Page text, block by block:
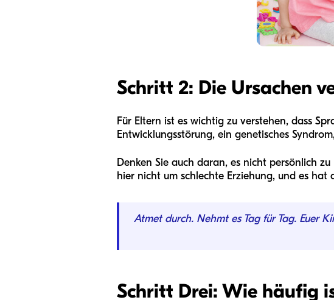
Schritt 2: Die Ursachen
Für Eltern ist es wichtig zu verstehen, dass
Entwicklungsstörung, ein genetisches
Denken Sie auch daran, es nicht persönlich
hier nicht um schlechte Erziehung, und es
Atmet durch. Nehmt es Tag für Tag. Euer
Schritt Drei: Wie häufig